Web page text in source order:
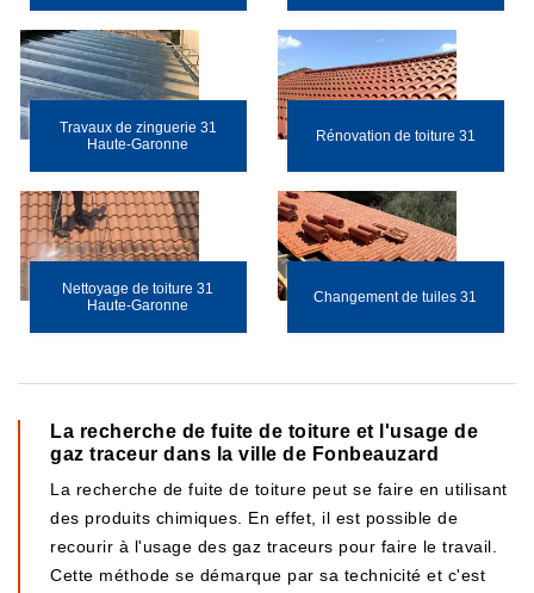
Travaux de zinguerie 31
Haute-Garonne
Rénovation de toiture 31
Nettoyage de toiture 31
Haute-Garonne
Changement de tuiles 31
La recherche de fuite de toiture et l'usage de
gaz traceur dans la ville de Fonbeauzard
La recherche de fuite de toiture peut se faire en utilisant
des produits chimiques. En effet, il est possible de
recourir à l'usage des gaz traceurs pour faire le travail.
Cette méthode se démarque par sa technicité et c'est